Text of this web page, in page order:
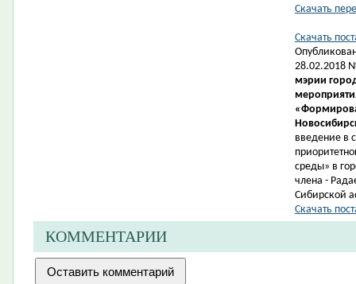
Скачать
Скачать
28.02.2018
мэрии
введение в
среды» в
члена -
Сибирской
Скачать
КОММЕНТАРИИ